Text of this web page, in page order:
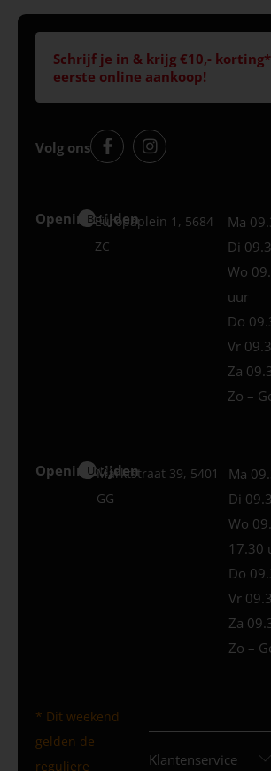
Schrijf je in & krijg €10,-
eerste online aankoop!
Volg ons
Openingstijden
Best
Europaplein 1, 5684
ZC
Ma
Di
Wo
uur
Do
Vr
Za
Zo –
Openingstijden
Uden
Marktstraat 39, 5401
GG
Ma
Di
Wo
17.30
Do
Vr
Za
Zo –
* Dit weekend
gelden de
reguliere
Klantenservice